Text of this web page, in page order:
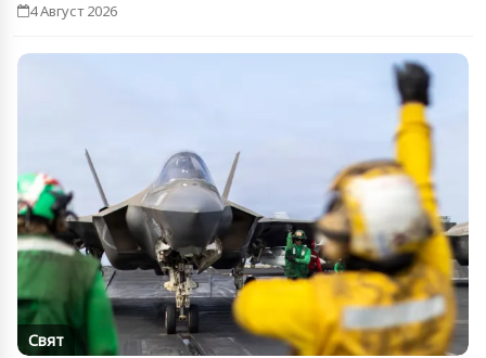
4 Август 2026
Свят